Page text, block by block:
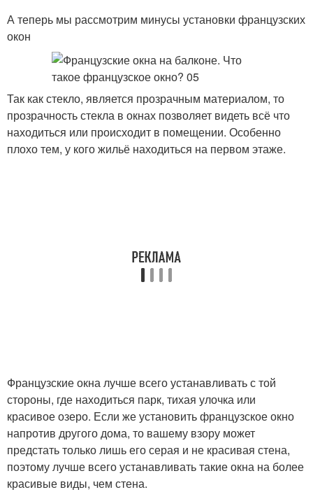
А теперь мы рассмотрим минусы установки французских
окон
Так как стекло, является прозрачным материалом, то
прозрачность стекла в окнах позволяет видеть всё что
находиться или происходит в помещении. Особенно
плохо тем, у кого жильё находиться на первом этаже.
Французские окна лучше всего устанавливать с той
стороны, где находиться парк, тихая улочка или
красивое озеро. Если же установить французское окно
напротив другого дома, то вашему взору может
предстать только лишь его серая и не красивая стена,
поэтому лучше всего устанавливать такие окна на более
красивые виды, чем стена.